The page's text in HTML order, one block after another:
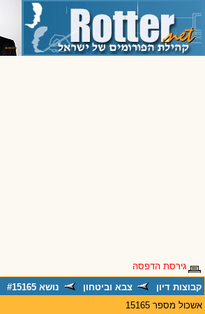
גירסת הדפסה
קבוצות דיון
צבא וביטחון נושא #15165
אשכול מספר 15165